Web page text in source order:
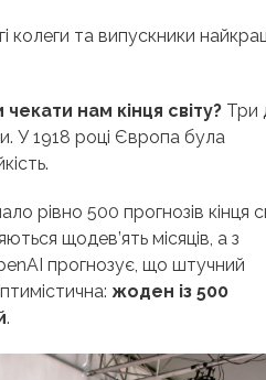
колеги та випускники
чекати нам кінця світу? Три
У 1918 році Європа була
рівно 500 прогнозів кінця
щодев’ять місяців, а з
прогнозує, що штучний
жоден із 500
.